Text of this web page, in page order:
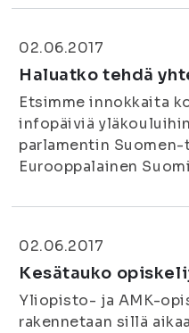
02.06.2017
Haluatko tehdä
Etsimme innokkaita
infopäiviä
parlamentin
Eurooppalainen
02.06.2017
Kesätauko
Yliopisto- ja AMK-
rakennetaan sillä